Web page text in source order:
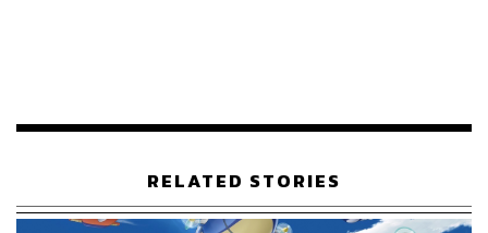
เพื่อดูว่าโนบิตะรับมือกับสิ่งที่เกิดขึ้นในวันที่ของวิเศษใช้ไม่ได้
RELATED STORIES